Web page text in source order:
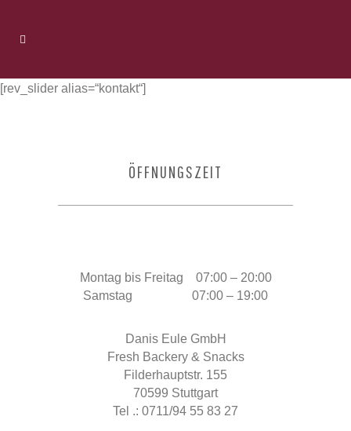
[rev_slider alias=“kontakt“]
ÖFFNUNGSZEIT
Montag bis Freitag 07:00 – 20:00
Samstag 07:00 – 19:00
Danis Eule GmbH
Fresh Backery & Snacks
Filderhauptstr. 155
70599 Stuttgart
Tel .: 0711/94 55 83 27